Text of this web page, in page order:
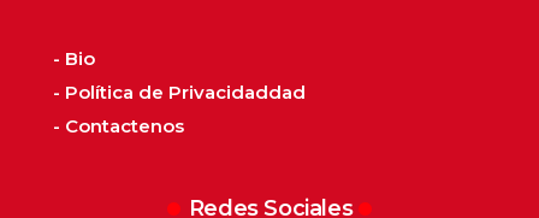
- Bio
- Política de Privacidaddad
- Contactenos
Redes Sociales